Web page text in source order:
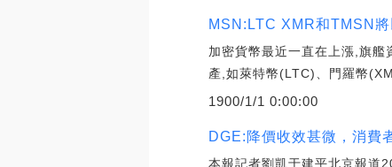
MSN:LTC XMR和TMSN
加密貨幣最近一直在上漲,旗
產,如萊特幣(LTC)、門羅幣
1900/1/1 0:00:00
DGE:降價收效甚微，消費
本報記者劉凱于建平北京報道